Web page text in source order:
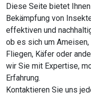
Diese Seite bietet
Bekämpfung von
effektiven und
ob es sich um
Fliegen, Käfer oder
wir Sie mit Expertise,
Erfahrung.
Kontaktieren Sie uns